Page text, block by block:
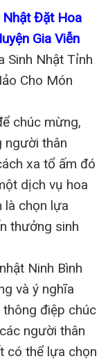
Nhật Đặt Hoa
Gia Viễn
Sinh Nhật Tỉnh
Cho Món
chúc mừng,
người thân
xa tổ ấm đó
dịch vụ hoa
là chọn lựa
thưởng sinh
Ninh Bình
và ý nghĩa
điệp chúc
người thân
có thể lựa chọn